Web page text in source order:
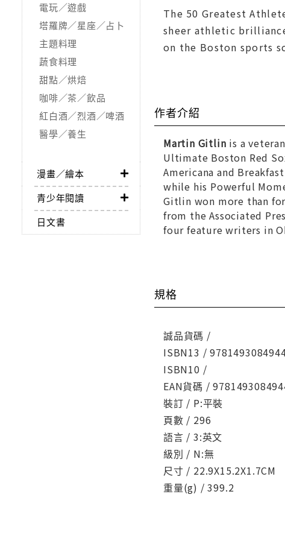
電玩／遊戲
塔羅牌／星座／占卜
主題料理
蔬食料理
甜點／烘焙
咖啡／茶／飲品
紅白酒／烈酒／啤酒
醫學／養生
漫畫／繪本
青少年閱讀
日文書
The 50 Greatest
sheer athletic
on the Boston sports
作者介紹
Martin Gitlin is a
Ultimate Boston Red
Americana and
while his Powerful
Gitlin won more than
from the Associated
four feature writers in
規格
誠品貨碼 /
ISBN13 /
ISBN10 /
EAN貨碼 /
裝訂 / P:平裝
頁數 / 296
語言 / 3:英文
級別 / N:無
尺寸 / 22.9X15.2X1.7CM
重量(g) / 399.2